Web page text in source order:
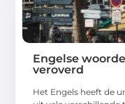
Engelse
veroverd
Het Engels heeft de